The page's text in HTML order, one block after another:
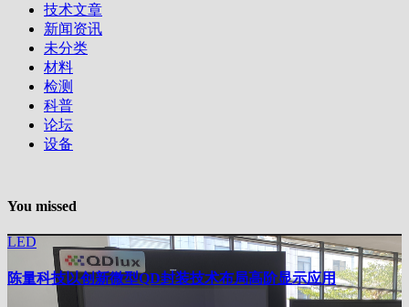
技术文章
新闻资讯
未分类
材料
检测
科普
论坛
设备
You missed
LED
陈量科技以创新微型QD封装技术布局高阶显示应用